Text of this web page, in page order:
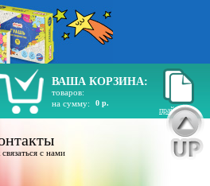
ВАША КОРЗИНА:
товаров:
на сумму:
0 р.
прайс лист
связаться с нами